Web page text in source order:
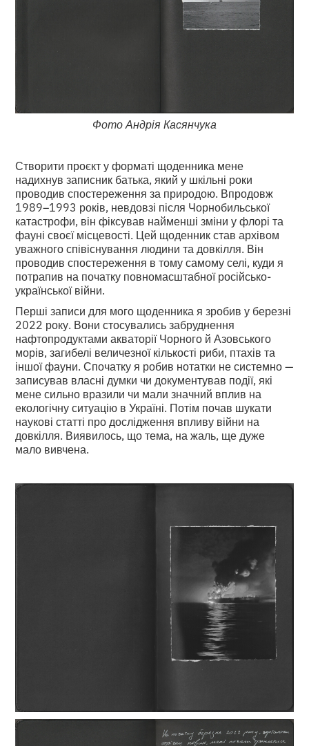
Фото Андрія Касянчука
Створити проєкт у форматі щоденника мене
надихнув записник батька, який у шкільні роки
проводив спостереження за природою. Впродовж
1989–1993 років, невдовзі після Чорнобильської
катастрофи, він фіксував найменші зміни у флорі та
фауні своєї місцевості. Цей щоденник став архівом
уважного співіснування людини та довкілля. Він
проводив спостереження в тому самому селі, куди я
потрапив на початку повномасштабної російсько-
української війни.
Перші записи для мого щоденника я зробив у березні
2022 року. Вони стосувались забруднення
нафтопродуктами акваторії Чорного й Азовського
морів, загибелі величезної кількості риби, птахів та
іншої фауни. Спочатку я робив нотатки не системно —
записував власні думки чи документував події, які
мене сильно вразили чи мали значний вплив на
екологічну ситуацію в Україні. Потім почав шукати
наукові статті про дослідження впливу війни на
довкілля. Виявилось, що тема, на жаль, ще дуже
мало вивчена.